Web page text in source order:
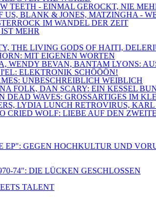
TEETH - EINMAL GEROCKT, NIE
US, BLANK & JONES, MATZINGHA -
IM WANDEL DER ZEIT
MEHR
THE LIVING GODS OF HAITI,
MIT EIGENEN WORTEN
WENDY BEVAN, BANTAM LYONS:
ELEKTRONIK SCHÖÖÖN!
UNBESCHREIBLICH WEIBLICH
FOLK, DAN SCARY: EIN KESSEL
DEAD WAVES: GROSSARTIGES IM
LYDIA LUNCH RETROVIRUS,
CRIED WOLF: LIEBE AUF DEN
GEGEN HOCHKULTUR UND
74": DIE LÜCKEN GESCHLOSSEN
TALENT